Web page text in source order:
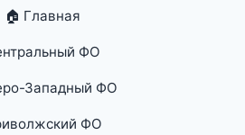
🏠 Главная
ФО
Западный ФО
ФО